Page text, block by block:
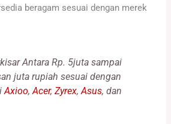
beragam sesuai dengan merek
Antara Rp. 5juta sampai
juta rupiah sesuai dengan
Axioo,Acer, Zyrex,Asus, dan